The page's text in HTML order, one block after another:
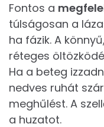
Fontos a
túlságosan a
ha fázik. A
réteges
Ha a beteg
nedves ruhát
meghűlést. A
a huzatot.